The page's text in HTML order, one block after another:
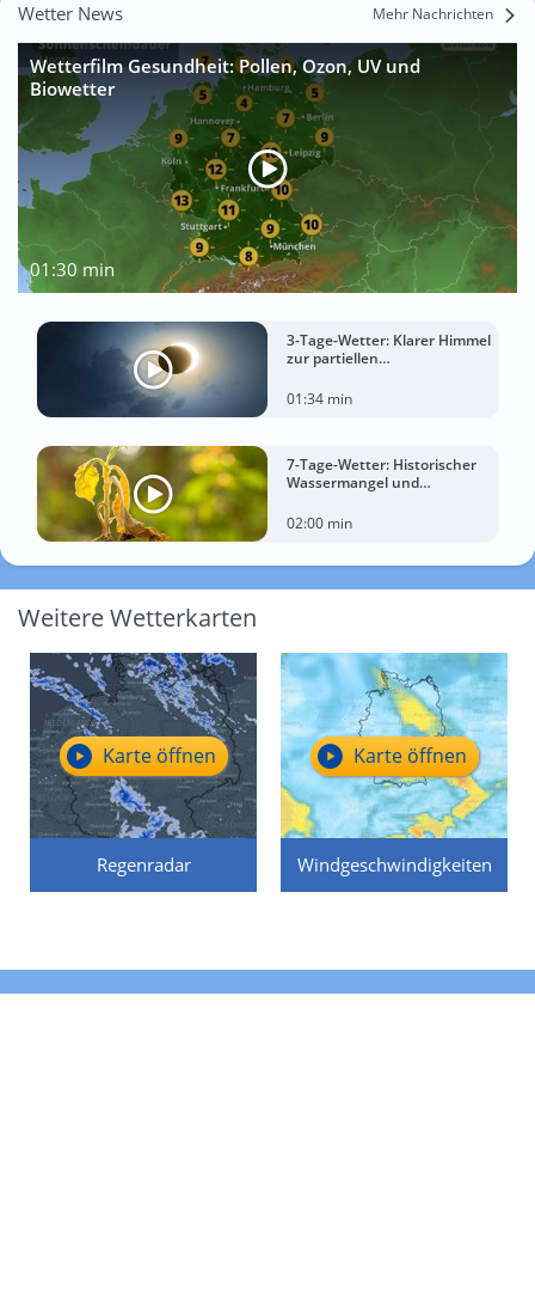
Wetter News Mehr Nachrichten
Wetterfilm Gesundheit: Pollen, Ozon, UV und
Biowetter
01:30 min
3-Tage-Wetter: Klarer Himmel
zur partiellen
Mittwoch?
01:34 min
7-Tage-Wetter: Historischer
Wassermangel und
02:00 min
Weitere Wetterkarten
Regenradar
Karte öffnen
Windgeschwindigkeiten
Karte öffnen